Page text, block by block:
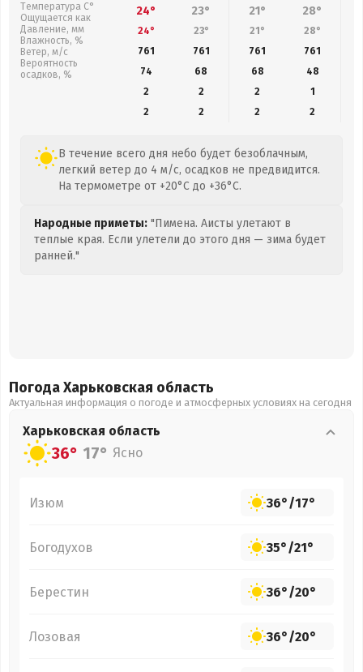
Температура С°
Ощущается как
Давление, мм
Влажность, %
Ветер, м/с
Вероятность
осадков, %
24° 23° 21° 28°
24° 23° 21° 28°
761
761 761 761
74
68 68 48
2
2 2
1
2
2 2 2
В течение всего дня небо будет безоблачным,
легкий ветер до 4 м/с, осадков не предвидится.
На термометре от +20°C до +36°C.
Народные приметы: "Пимена. Аисты улетают в
теплые края. Если улетели до этого дня — зима будет
ранней."
Погода Харьковская область
Актуальная информация о погоде и атмосферных условиях на сегодня
Харьковская область
36° 17° Ясно
Изюм 36°/17°
Богодухов 35°/21°
Берестин 36°/20°
Лозовая 36°/20°